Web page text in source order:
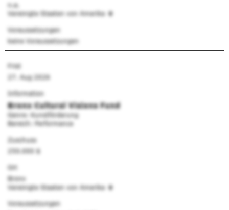
n.a.
Vereinigte Staaten von Amerika
Voraussetzungen
keine Voraussetzungen
Frist
27. Aug 2026
Information
Bronx Cultural Visions Fund
Genre: Kunstförderung
Bereich: Performance
Zuschuss
250.000 $
Ort
Bronx
Vereinigte Staaten von Amerika
Voraussetzungen